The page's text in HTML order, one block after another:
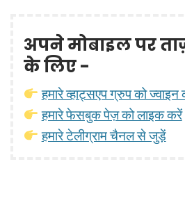
अपने मोबाइल पर
के लिए -
हमारे व्हाट्सएप ग्रुप को ज्वाइन
हमारे फेसबुक पेज़ को लाइक करें
हमारे टेलीग्राम चैनल से जुड़ें